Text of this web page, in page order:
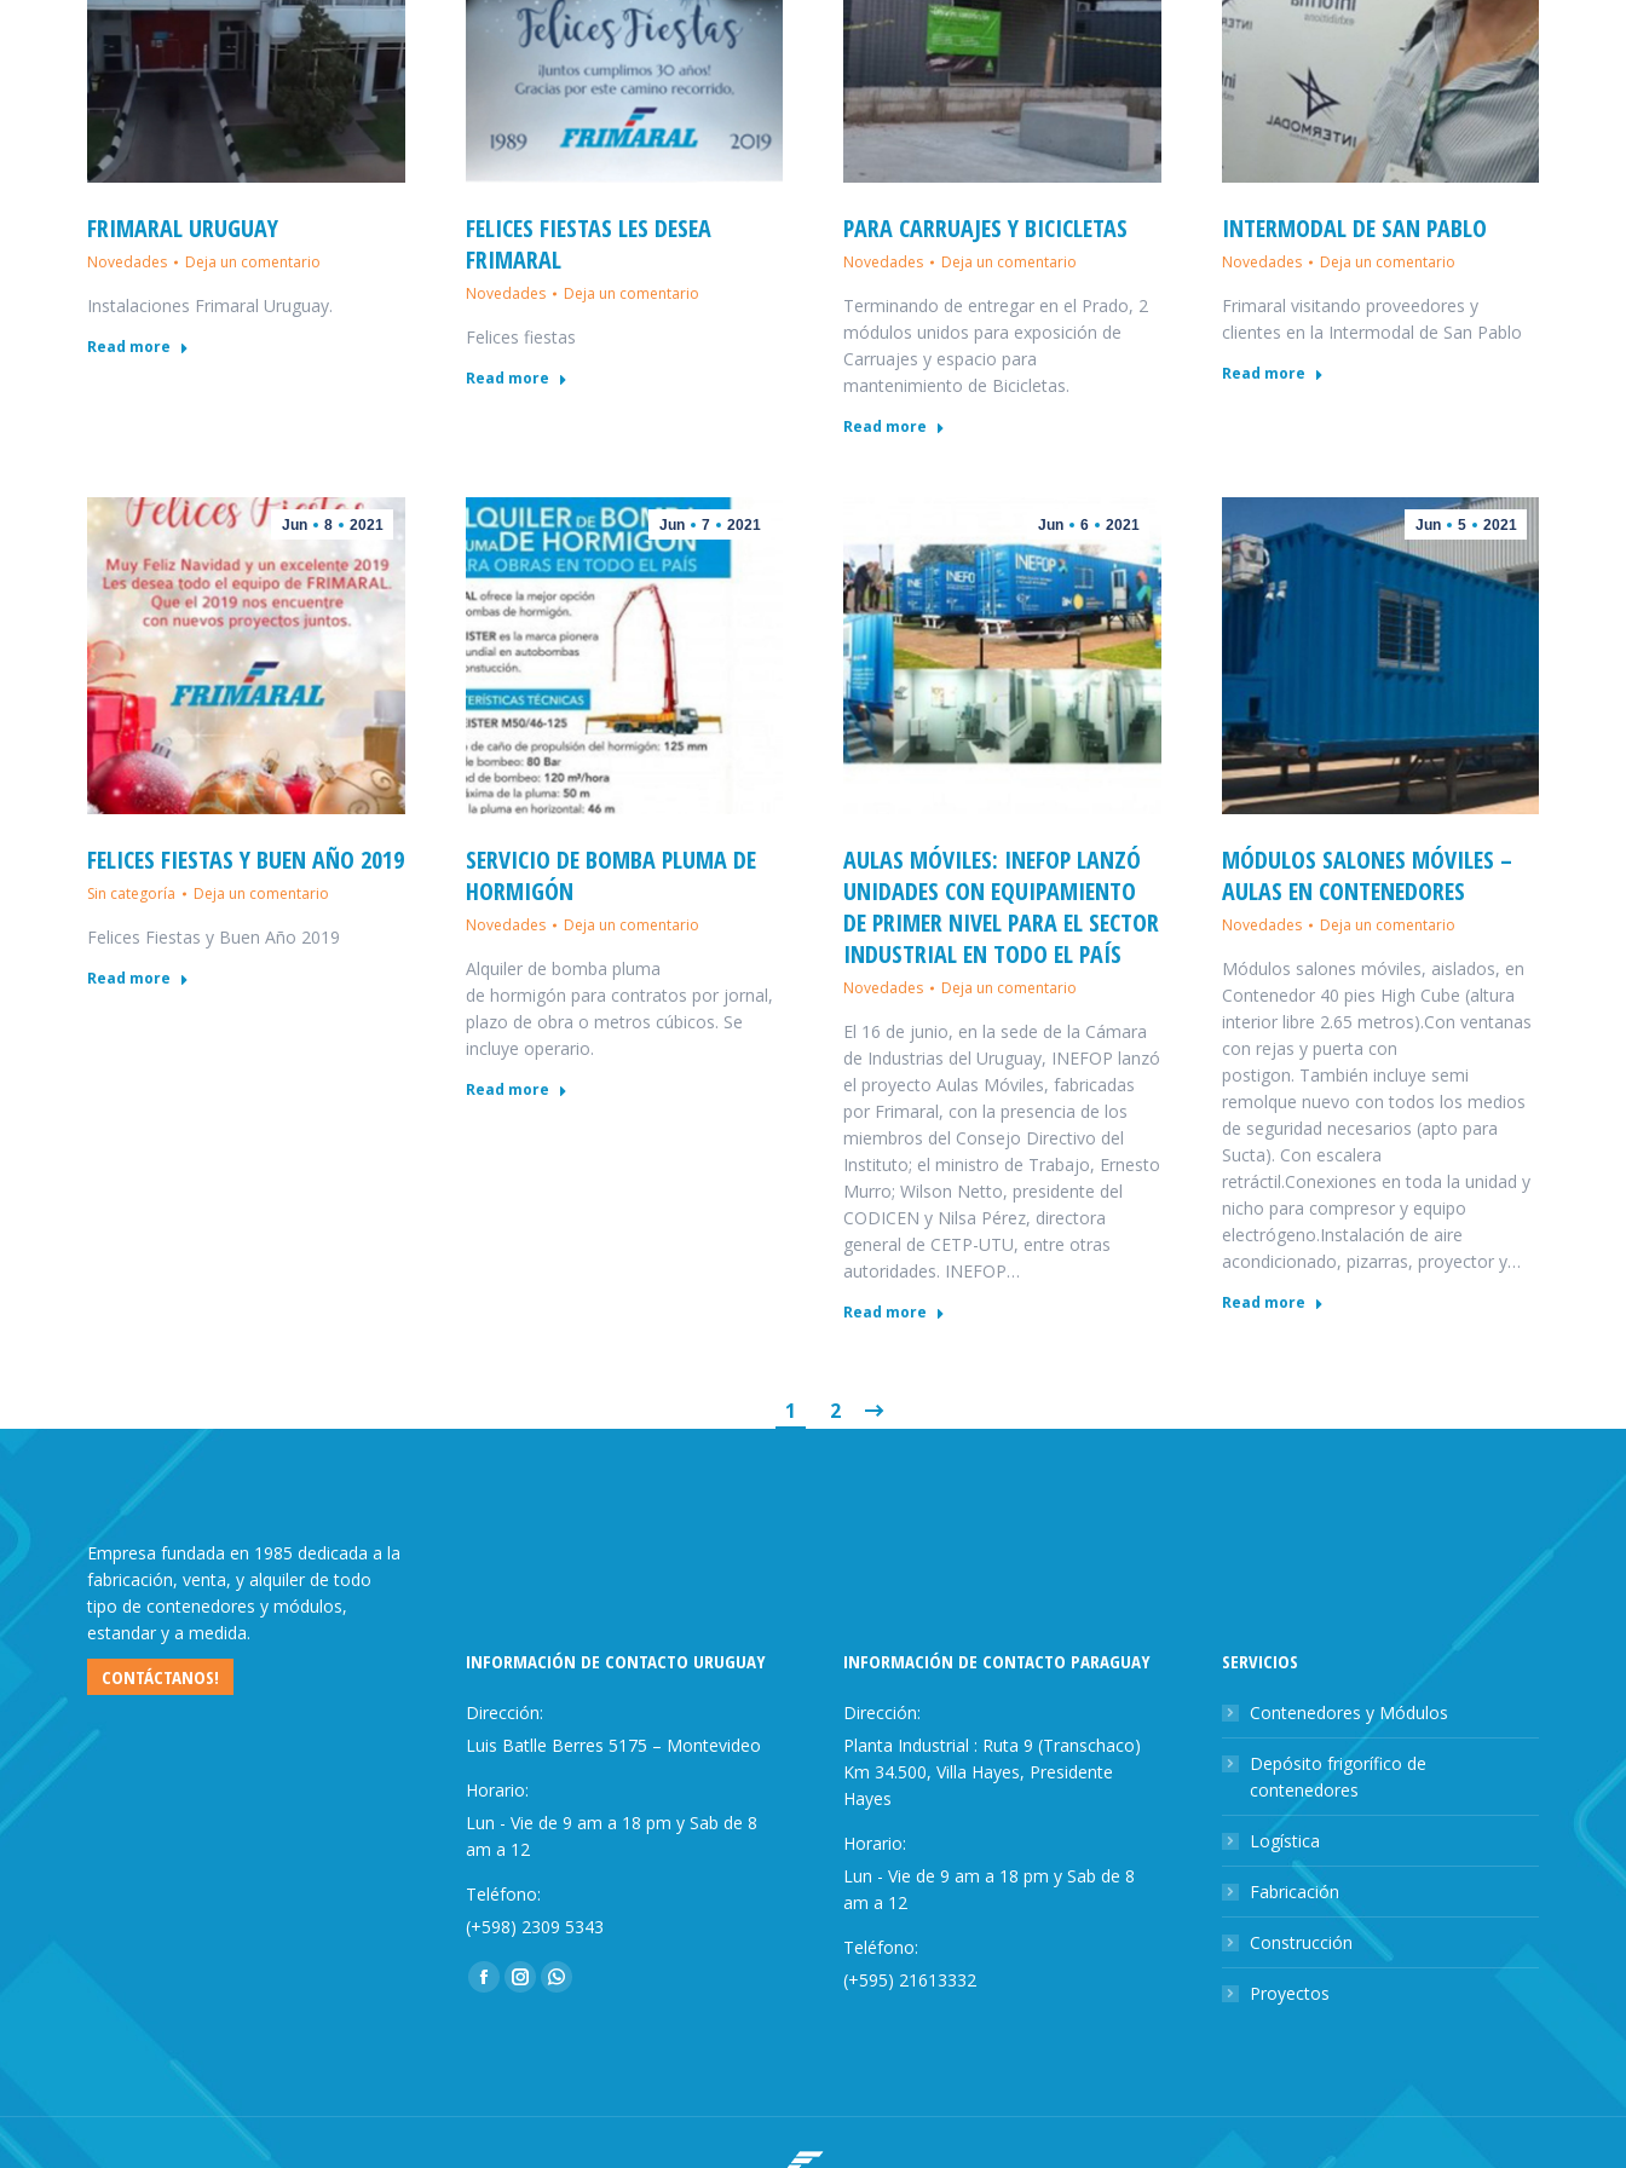
FRIMARAL URUGUAY
Novedades Deja un comentario
Instalaciones Frimaral Uruguay.
Read more
FELICES FIESTAS LES DESEA
FRIMARAL
Novedades Deja un comentario
Felices fiestas
Read more
PARA CARRUAJES Y BICICLETAS
Novedades Deja un comentario
Terminando de entregar en el Prado, 2
módulos unidos para exposición de
Carruajes y espacio para
mantenimiento de Bicicletas.
Read more
INTERMODAL DE SAN PABLO
Novedades Deja un comentario
Frimaral visitando proveedores y
clientes en la Intermodal de San Pablo
Read more
Jun 8 2021
FELICES FIESTAS Y BUEN AÑO 2019
Sin categoría Deja un comentario
Felices Fiestas y Buen Año 2019
Read more
Jun 7 2021
SERVICIO DE BOMBA PLUMA DE
HORMIGÓN
Novedades Deja un comentario
Alquiler de bomba pluma
de hormigón para contratos por jornal,
plazo de obra o metros cúbicos. Se
incluye operario.
Read more
Jun 6 2021
AULAS MÓVILES: INEFOP LANZÓ
UNIDADES CON EQUIPAMIENTO
DE PRIMER NIVEL PARA EL SECTOR
INDUSTRIAL EN TODO EL PAÍS
Novedades Deja un comentario
El 16 de junio, en la sede de la Cámara
de Industrias del Uruguay, INEFOP lanzó
el proyecto Aulas Móviles, fabricadas
por Frimaral, con la presencia de los
miembros del Consejo Directivo del
Instituto; el ministro de Trabajo, Ernesto
Murro; Wilson Netto, presidente del
CODICEN y Nilsa Pérez, directora
general de CETP-UTU, entre otras
autoridades. INEFOP…
Read more
Jun 5 2021
MÓDULOS SALONES MÓVILES –
AULAS EN CONTENEDORES
Novedades Deja un comentario
Módulos salones móviles, aislados, en
Contenedor 40 pies High Cube (altura
interior libre 2.65 metros).Con ventanas
con rejas y puerta con
postigon. También incluye semi
remolque nuevo con todos los medios
de seguridad necesarios (apto para
Sucta). Con escalera
retráctil.Conexiones en toda la unidad y
nicho para compresor y equipo
electrógeno.Instalación de aire
acondicionado, pizarras, proyector y…
Read more
1 2
Empresa fundada en 1985 dedicada a la
fabricación, venta, y alquiler de todo
tipo de contenedores y módulos,
estandar y a medida.
CONTÁCTANOS!
INFORMACIÓN DE CONTACTO URUGUAY
Dirección:
Luis Batlle Berres 5175 – Montevideo
Horario:
Lun - Vie de 9 am a 18 pm y Sab de 8
am a 12
Teléfono:
(+598) 2309 5343
Encuéntranos en:
Facebook
new
Instagram
new
Whatsapp
new
INFORMACIÓN DE CONTACTO PARAGUAY
Dirección:
Planta Industrial : Ruta 9 (Transchaco)
Km 34.500, Villa Hayes, Presidente
Hayes
Horario:
Lun - Vie de 9 am a 18 pm y Sab de 8
am a 12
Teléfono:
(+595) 21613332
SERVICIOS
Contenedores y Módulos
Depósito frigorífico de
contenedores
Logística
Fabricación
Construcción
Proyectos